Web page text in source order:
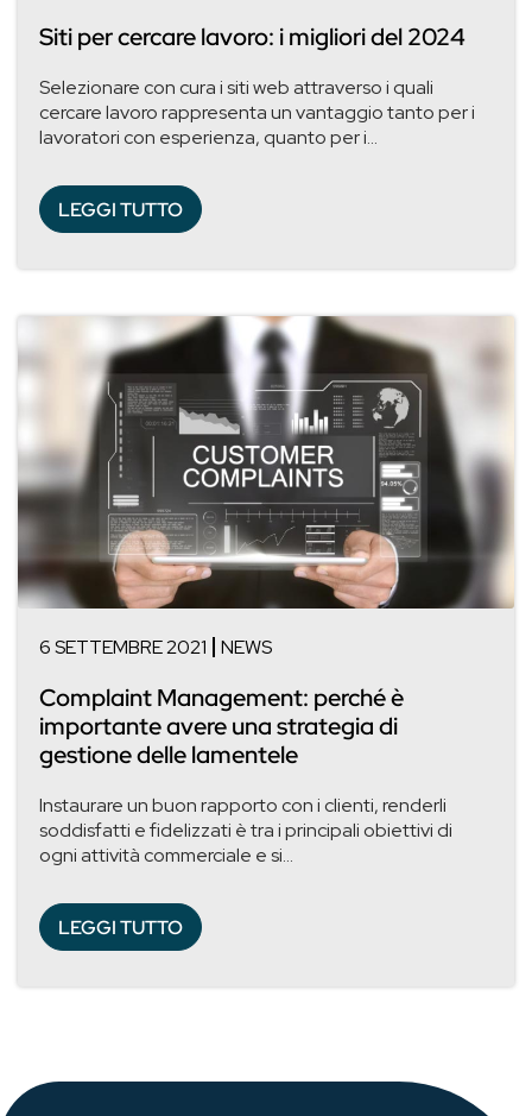
Siti per cercare lavoro: i migliori del 2024
Selezionare con cura i siti web attraverso i quali
cercare lavoro rappresenta un vantaggio tanto per i
lavoratori con esperienza, quanto per i...
LEGGI TUTTO
6 SETTEMBRE 2021 NEWS
Complaint Management: perché è
importante avere una strategia di
gestione delle lamentele
Instaurare un buon rapporto con i clienti, renderli
soddisfatti e fidelizzati è tra i principali obiettivi di
ogni attività commerciale e si...
LEGGI TUTTO